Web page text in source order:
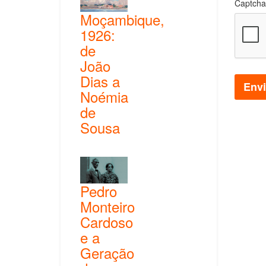
Moçambique,
1926:
de
João
Dias a
Noémia
de
Sousa
Pedro
Monteiro
Cardoso
e a
Geração
Captcha